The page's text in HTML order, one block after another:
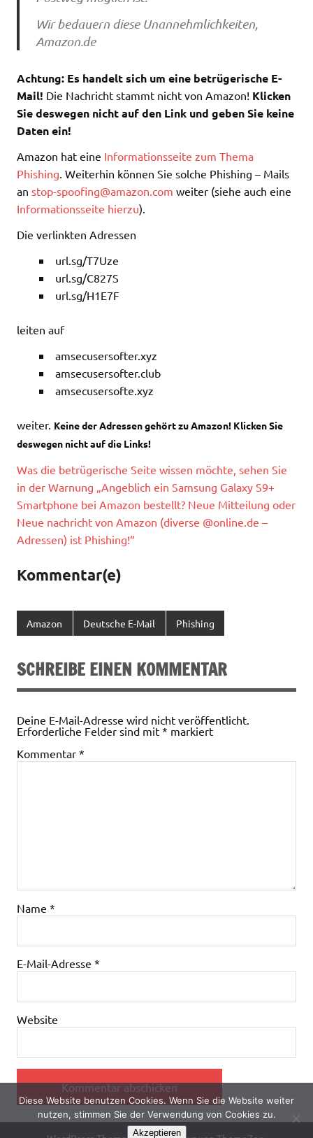
Wir bedauern diese Unannehmlichkeiten,
Amazon.de
Achtung: Es handelt sich um eine betrügerische E-
Mail! Die Nachricht stammt nicht von Amazon! Klicken
Sie deswegen nicht auf den Link und geben Sie keine
Daten ein!
Amazon hat eine Informationsseite zum Thema
Phishing. Weiterhin können Sie solche Phishing – Mails
an stop-spoofing@amazon.com weiter (siehe auch eine
Informationsseite hierzu).
Die verlinkten Adressen
url.sg/T7Uze
url.sg/C827S
url.sg/H1E7F
leiten auf
amsecusersofter.xyz
amsecusersofter.club
amsecusersofte.xyz
weiter. Keine der Adressen gehört zu Amazon! Klicken Sie
deswegen nicht auf die Links!
Was die betrügerische Seite wissen möchte, sehen Sie
in der Warnung „Angeblich ein Samsung Galaxy S9+
Smartphone bei Amazon bestellt? Neue Mitteilung oder
Neue nachricht von Amazon (diverse @online.de –
Adressen) ist Phishing!“
Kommentar(e)
Amazon Deutsche E-Mail Phishing
SCHREIBE EINEN KOMMENTAR
Deine E-Mail-Adresse wird nicht veröffentlicht.
Erforderliche Felder sind mit * markiert
Kommentar *
Name *
E-Mail-Adresse *
Website
Diese Website benutzen Cookies. Wenn Sie die Website weiter
nutzen, stimmen Sie der Verwendung von Cookies zu.
Akzeptieren